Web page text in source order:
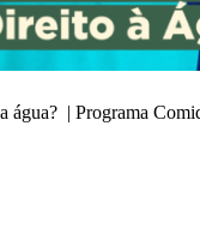
água? | Programa